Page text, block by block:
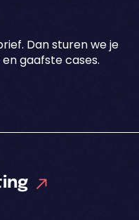
Dan sturen we je
gaafste cases.